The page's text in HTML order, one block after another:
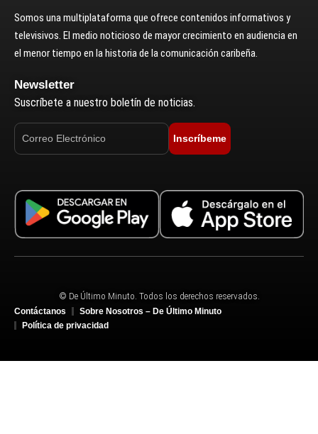
Somos una multiplataforma que ofrece contenidos informativos y
televisivos. El medio noticioso de mayor crecimiento en audiencia en
el menor tiempo en la historia de la comunicación caribeña.
Newsletter
Suscríbete a nuestro boletín de noticias.
Inscríbeme
© De Último Minuto. Todos los derechos reservados.
Contáctanos
Sobre Nosotros – De Último Minuto
Política de privacidad